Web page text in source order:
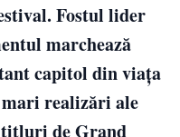
Fostul lider
marchează
capitol din viața
mari realizări ale
titluri de Grand